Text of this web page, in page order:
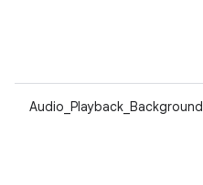
Audio_Playback_Background